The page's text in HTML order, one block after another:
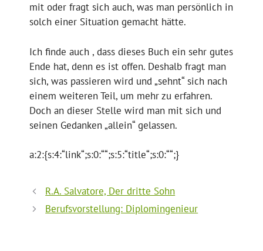
mit oder fragt sich auch, was man persönlich in
solch einer Situation gemacht hätte.
Ich finde auch , dass dieses Buch ein sehr gutes
Ende hat, denn es ist offen. Deshalb fragt man
sich, was passieren wird und „sehnt“ sich nach
einem weiteren Teil, um mehr zu erfahren.
Doch an dieser Stelle wird man mit sich und
seinen Gedanken „allein“ gelassen.
a:2:{s:4:“link“;s:0:““;s:5:“title“;s:0:““;}
R.A. Salvatore, Der dritte Sohn
Berufsvorstellung: Diplomingenieur